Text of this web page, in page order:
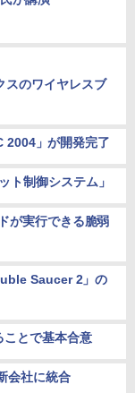
スのワイヤレスブ
」が開発完了
ト制御システム」
が実行できる脆弱
Saucer 2」の
とで基本合意
会社に統合